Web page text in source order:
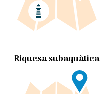
Riquesa subaquàtica